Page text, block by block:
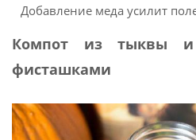
Добавление меда усилит
Компот из тыквы
фисташками